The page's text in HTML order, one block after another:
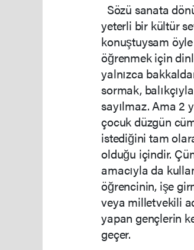
Sözü sanata
yeterli bir kültür
konuştuysam
öğrenmek için
yalnızca
sormak,
sayılmaz. Ama 2
çocuk düzgün
istediğini tam
olduğu içindir.
amacıyla da
öğrencinin, işe
veya milletvekili
yapan gençlerin
geçer.